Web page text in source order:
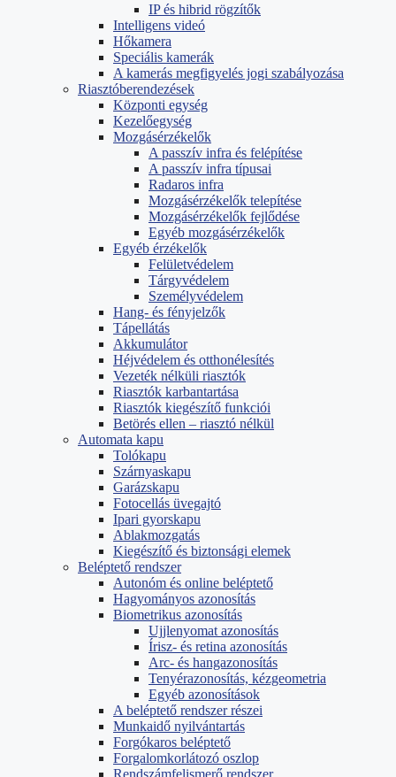
IP és hibrid rögzítők
Intelligens videó
Hőkamera
Speciális kamerák
A kamerás megfigyelés jogi szabályozása
Riasztóberendezések
Központi egység
Kezelőegység
Mozgásérzékelők
A passzív infra és felépítése
A passzív infra típusai
Radaros infra
Mozgásérzékelők telepítése
Mozgásérzékelők fejlődése
Egyéb mozgásérzékelők
Egyéb érzékelők
Felületvédelem
Tárgyvédelem
Személyvédelem
Hang- és fényjelzők
Tápellátás
Akkumulátor
Héjvédelem és otthonélesítés
Vezeték nélküli riasztók
Riasztók karbantartása
Riasztók kiegészítő funkciói
Betörés ellen – riasztó nélkül
Automata kapu
Tolókapu
Szárnyaskapu
Garázskapu
Fotocellás üvegajtó
Ipari gyorskapu
Ablakmozgatás
Kiegészítő és biztonsági elemek
Beléptető rendszer
Autonóm és online beléptető
Hagyományos azonosítás
Biometrikus azonosítás
Ujjlenyomat azonosítás
Írisz- és retina azonosítás
Arc- és hangazonosítás
Tenyérazonosítás, kézgeometria
Egyéb azonosítások
A beléptető rendszer részei
Munkaidő nyilvántartás
Forgókaros beléptető
Forgalomkorlátozó oszlop
Rendszámfelismerő rendszer